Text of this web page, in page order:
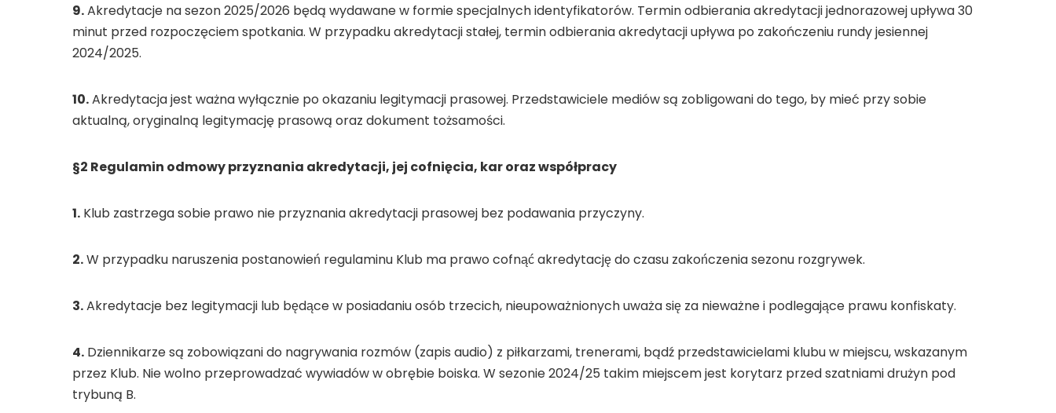
9.Akredytacje na sezon 2025/2026 będą wydawane w formie specjalnych identyfikatorów. Termin odbierania akredytacji jednorazowej upływa 30
minut przed rozpoczęciem spotkania. W przypadku akredytacji stałej, termin odbierania akredytacji upływa po zakończeniu rundy jesiennej
2024/2025.
10.Akredytacja jest ważna wyłącznie po okazaniu legitymacji prasowej. Przedstawiciele mediów są zobligowani do tego, by mieć przy sobie
aktualną, oryginalną legitymację prasową oraz dokument tożsamości.
§2 Regulamin odmowy przyznania akredytacji, jej cofnięcia, kar oraz współpracy
1. Klub zastrzega sobie prawo nie przyznania akredytacji prasowej bez podawania przyczyny.
2.W przypadku naruszenia postanowień regulaminu Klub ma prawo cofnąć akredytację do czasu zakończenia sezonu rozgrywek.
3.Akredytacje bez legitymacji lub będące w posiadaniu osób trzecich, nieupoważnionych uważa się za nieważne i podlegające prawu konfiskaty.
4. Dziennikarze są zobowiązani do nagrywania rozmów (zapis audio) z piłkarzami, trenerami, bądź przedstawicielami klubu w miejscu, wskazanym
przez Klub. Nie wolno przeprowadzać wywiadów w obrębie boiska. W sezonie 2024/25 takim miejscem jest korytarz przed szatniami drużyn pod
trybuną B.